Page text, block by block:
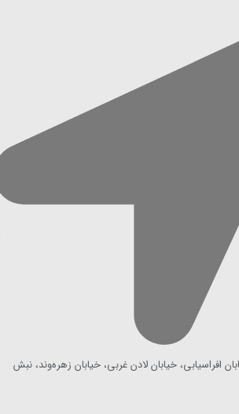
افراسیابی، خیابان لادن غربی، خیابان زهره‌وند، نبش